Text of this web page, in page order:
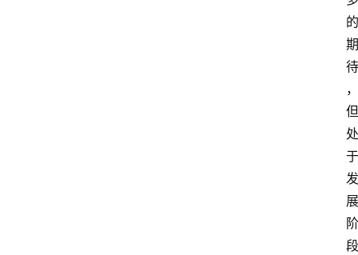
的
期
待
，
但
处
于
发
展
阶
段